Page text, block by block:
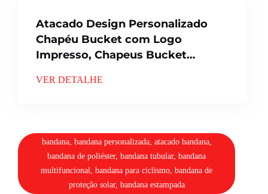
Atacado Design Personalizado
Chapéu Bucket com Logo
Impresso, Chapeus Bucket
Mulheres, 100% Poliéster
VER DETALHE
bandana, bandana personalizada, atacado bandana,
bandana de poliéster, bandana tubular, bandana
multifuncional, bandana para ciclismo, bandana de
proteção solar, bandana estampada